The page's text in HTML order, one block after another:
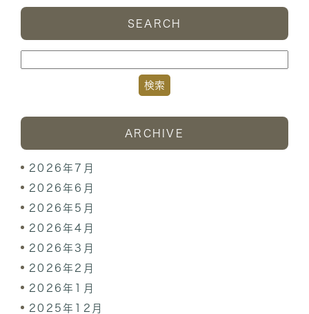
SEARCH
ARCHIVE
2026年7月
2026年6月
2026年5月
2026年4月
2026年3月
2026年2月
2026年1月
2025年12月